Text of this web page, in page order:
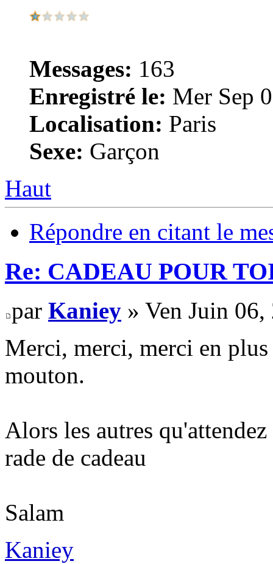
Messages: 163
Enregistré le: Mer Sep
Localisation: Paris
Sexe: Garçon
Haut
Répondre en citant le
Re: CADEAU POUR
par Kaniey » Ven Juin
Merci, merci, merci en
mouton.
Alors les autres
rade de cadeau
Salam
Kaniey